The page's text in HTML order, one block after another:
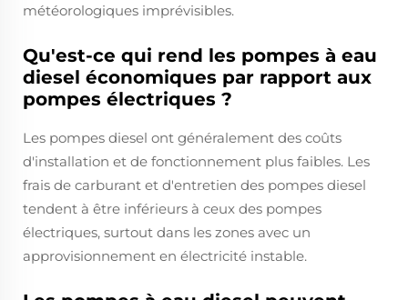
météorologiques imprévisibles.
Qu'est-ce qui rend les pompes à eau
diesel économiques par rapport aux
pompes électriques ?
Les pompes diesel ont généralement des coûts
d'installation et de fonctionnement plus faibles. Les
frais de carburant et d'entretien des pompes diesel
tendent à être inférieurs à ceux des pompes
électriques, surtout dans les zones avec un
approvisionnement en électricité instable.